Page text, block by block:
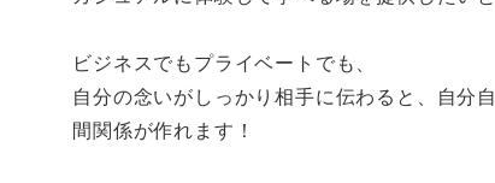
ビジネスでもプライベートでも、
自分の念いがしっかり相手に伝わると、自分
間関係が作れます！